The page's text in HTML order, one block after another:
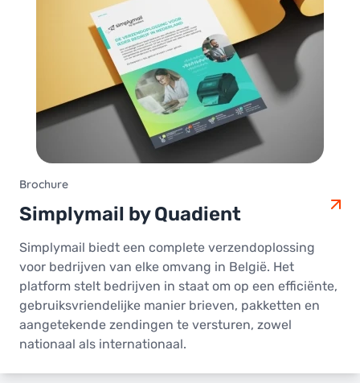
Brochure
Simplymail by Quadient
Simplymail biedt een complete verzendoplossing
voor bedrijven van elke omvang in België. Het
platform stelt bedrijven in staat om op een efficiënte,
gebruiksvriendelijke manier brieven, pakketten en
aangetekende zendingen te versturen, zowel
nationaal als internationaal.